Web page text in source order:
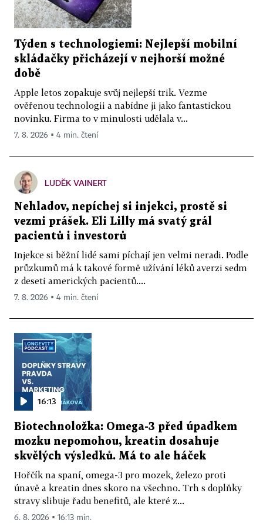
Týden s technologiemi: Nejlepší mobilní
skládačky přicházejí v nejhorší možné
době
Apple letos zopakuje svůj nejlepší trik. Vezme
ověřenou technologii a nabídne ji jako fantastickou
novinku. Firma to v minulosti udělala v...
7. 8. 2026 ▪ 4 min. čtení
LUDĚK VAINERT
Nehladov, nepíchej si injekci, prostě si
vezmi prášek. Eli Lilly má svatý grál
pacientů i investorů
Injekce si běžní lidé sami píchají jen velmi neradi. Podle
průzkumů má k takové formě užívání léků averzi sedm
z deseti amerických pacientů....
7. 8. 2026 ▪ 4 min. čtení
16:13
Biotechnoložka: Omega-3 před úpadkem
mozku nepomohou, kreatin dosahuje
skvělých výsledků. Má to ale háček
Hořčík na spaní, omega-3 pro mozek, železo proti
únavě a kreatin dnes skoro na všechno. Trh s doplňky
stravy slibuje řadu benefitů, ale které z...
6. 8. 2026 ▪ 16:13 min.